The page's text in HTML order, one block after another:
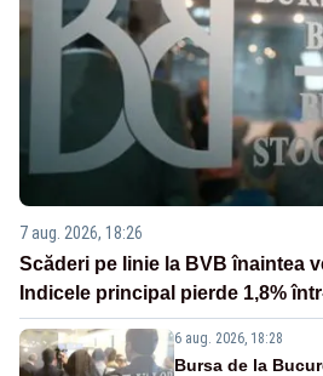
7 aug. 2026, 18:26
Scăderi pe linie la BVB înaintea
Indicele principal pierde 1,8%
6 aug. 2026, 18:28
Bursa de la